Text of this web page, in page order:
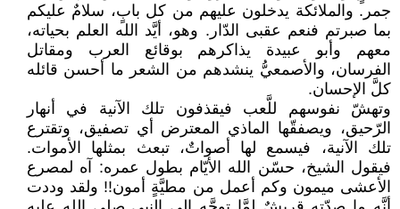
جمر. والملائكة يدخلون عليهم من كل بابٍ، سلامٌ عليكم
بما صبرتم فنعم عقبى الدّار. وهو، أيَّد الله العلم بحياته،
معهم وأبو عبيدة يذاكرهم بوقائع العرب ومقاتل
الفرسان، والأصمعيُّ ينشدهم من الشعر ما أحسن قائله
كلَّ الإحسان.
وتهشّ نفوسهم للَّعب فيقذفون تلك الآنية في أنهار
الرّحيق، ويصفقّها الماذي المعترض أي تصفيق، وتقترع
تلك الآنية، فيسمع لها أصواتٌ، تبعث بمثلها الأموات.
فيقول الشيخ، حسّن الله الأيّام بطول عمره: آه لمصرع
الأعشى ميمون وكم أعمل من مطيَّةٍ أمون!! ولقد وددت